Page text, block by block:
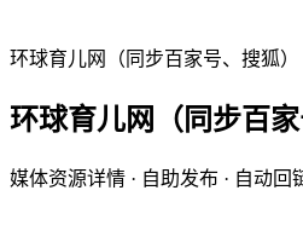
环球育儿网（同步百家号、搜狐）
环球育儿网（同步百家
媒体资源详情 · 自助发布 · 自动回